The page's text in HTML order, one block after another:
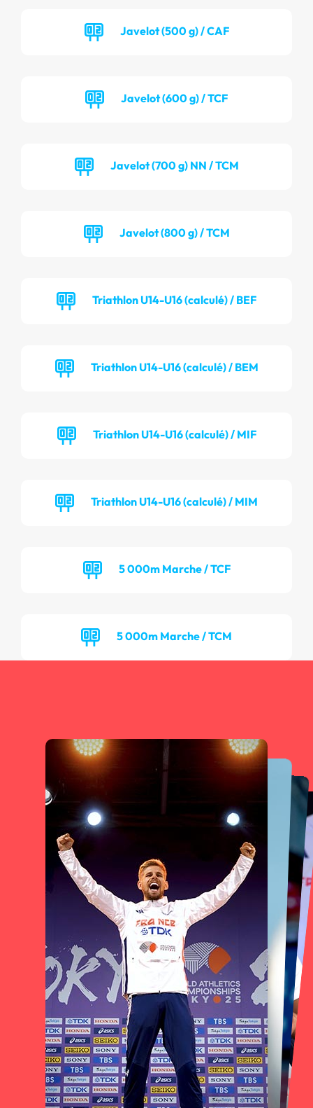
Javelot (500 g) / CAF
Javelot (600 g) / TCF
Javelot (700 g) NN / TCM
Javelot (800 g) / TCM
Triathlon U14-U16 (calculé) / BEF
Triathlon U14-U16 (calculé) / BEM
Triathlon U14-U16 (calculé) / MIF
Triathlon U14-U16 (calculé) / MIM
5 000m Marche / TCF
5 000m Marche / TCM